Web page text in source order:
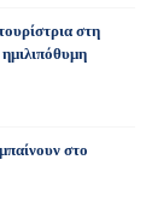
στη
στο